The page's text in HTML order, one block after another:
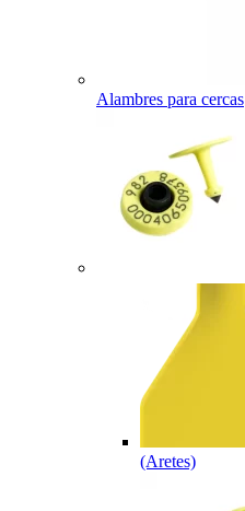
Alambres para cercas
(Aretes)